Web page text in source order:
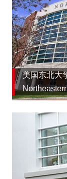
美国东北大